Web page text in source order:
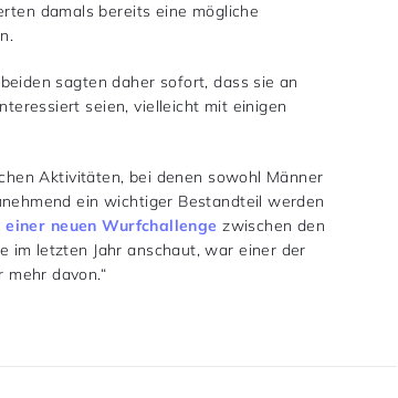
damals bereits eine mögliche
sagten daher sofort, dass sie an
seien, vielleicht mit einigen
Aktivitäten, bei denen sowohl Männer
ein wichtiger Bestandteil werden
neuen Wurfchallenge zwischen den
im letzten Jahr anschaut, war einer der
davon.“